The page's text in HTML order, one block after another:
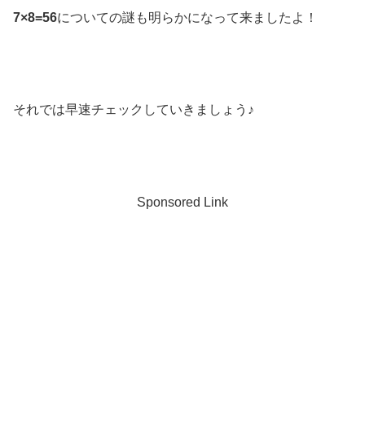
7×8=56についての謎も明らかになって来ましたよ！
それでは早速チェックしていきましょう♪
Sponsored Link